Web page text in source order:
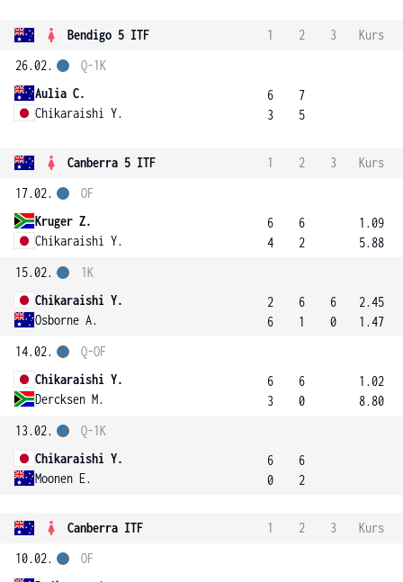
Bendigo 5 ITF 1 2 3
Kurs
26.02.
Aulia C.
Chikaraishi Y.
Q-1K
6
3
7
5
Canberra 5 ITF 1 2 3
Kurs
17.02.
Kruger Z.
Chikaraishi Y.
OF
6
4
6
2
1.09
5.88
15.02.
Chikaraishi Y.
Osborne A.
1K
2
6
6
1
6
0
2.45
1.47
14.02.
Chikaraishi Y.
Dercksen M.
Q-OF
6
3
6
0
1.02
8.80
13.02.
Chikaraishi Y.
Moonen E.
Q-1K
6
0
6
2
Canberra ITF 1 2 3
Kurs
10.02.
OF